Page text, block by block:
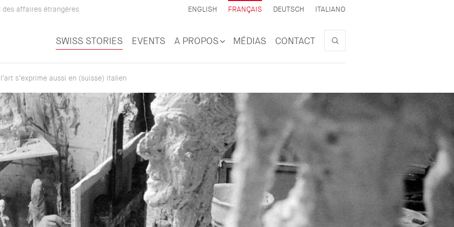
des affaires étrangères ENGLISH FRANÇAIS ACTIFDEUTSCH ITALIANO
SWISS STORIES EVENTS A PROPOS MÉDIAS CONTACT Search
s’exprime aussi en (suisse) italien